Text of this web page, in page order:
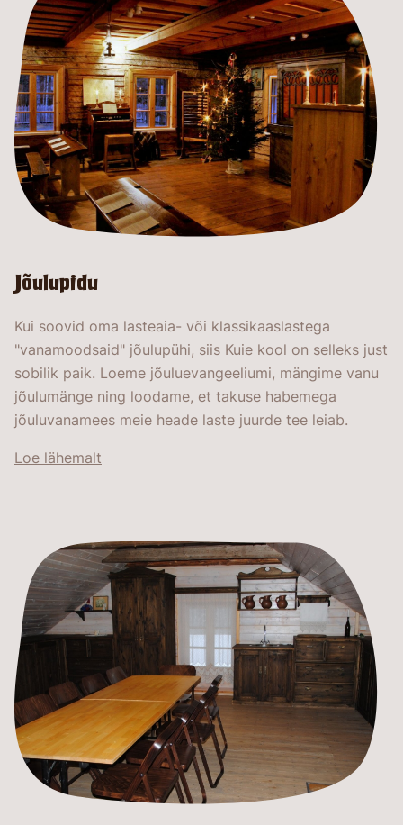
Jõulupidu
Kui soovid oma lasteaia- või klassikaaslastega
"vanamoodsaid" jõulupühi, siis Kuie kool on selleks just
sobilik paik. Loeme jõuluevangeeliumi, mängime vanu
jõulumänge ning loodame, et takuse habemega
jõuluvanamees meie heade laste juurde tee leiab.
Loe lähemalt